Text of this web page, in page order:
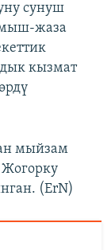
сунуш
жаза
кызмат
мыйзам
(ErN)